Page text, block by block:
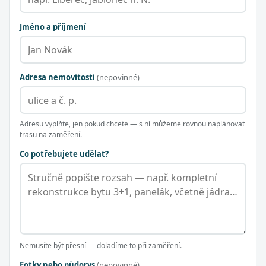
Jméno a příjmení
Adresa nemovitosti (nepovinné)
Adresu vyplňte, jen pokud chcete — s ní můžeme rovnou naplánovat
trasu na zaměření.
Co potřebujete udělat?
Nemusíte být přesní — doladíme to při zaměření.